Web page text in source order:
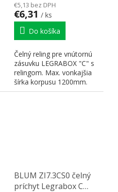
€5,13 bez DPH
€6,31 / ks
Do košíka
Čelný reling pre vnútornú
zásuvku LEGRABOX "C" s
relingom. Max. vonkajšia
šírka korpusu 1200mm.
Dĺžka 1080mm....
BLUM ZI7.3CS0 čelný
príchyt Legrabox C